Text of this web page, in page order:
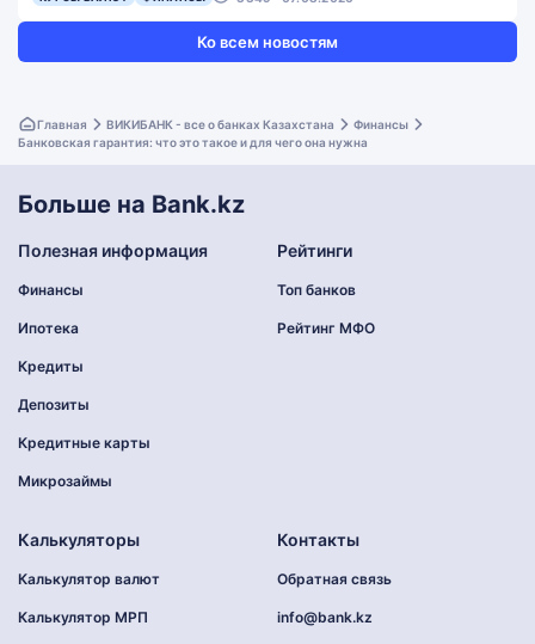
Ко всем новостям
Главная ВИКИБАНК - все о банках Казахстана
Финансы
Банковская гарантия: что это такое и для чего она нужна
Больше на Bank.kz
Полезная информация
Финансы
Ипотека
Кредиты
Депозиты
Кредитные карты
Микрозаймы
Рейтинги
Топ банков
Рейтинг МФО
Калькуляторы
Калькулятор валют
Калькулятор МРП
Контакты
Обратная связь
info@bank.kz